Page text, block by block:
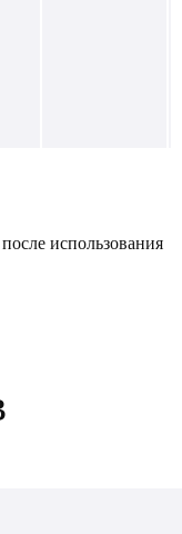
использования